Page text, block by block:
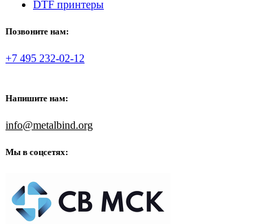
DTF принтеры
Позвоните нам:
+7 495 232-02-12
Напишите нам:
info@metalbind.org
Мы в соцсетях: